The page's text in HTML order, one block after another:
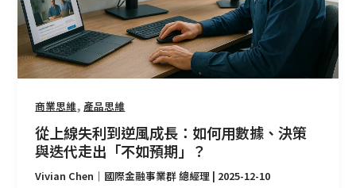
商業思維, 產品思維
從上線失利到逆風成長：如何用數據、決策
與迭代走出「不如預期」？
Vivian Chen｜國際金融事業群 總經理 | 2025-12-10
風
成
長：
如
何
用
據、
決
策